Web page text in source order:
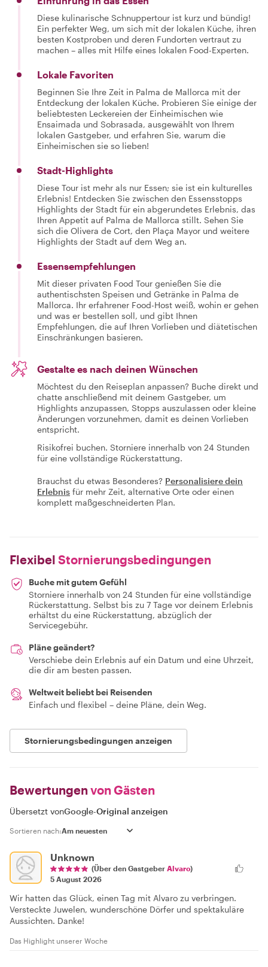
Diese kulinarische Schnuppertour ist kurz und bündig!
Ein perfekter Weg, um sich mit der lokalen Küche, ihren
besten Kostproben und deren Fundorten vertraut zu
machen – alles mit Hilfe eines lokalen Food-Experten.
Lokale Favoriten
Beginnen Sie Ihre Zeit in Palma de Mallorca mit der
Entdeckung der lokalen Küche. Probieren Sie einige der
beliebtesten Leckereien der Einheimischen wie
Ensaimada und Sobrasada, ausgewählt von Ihrem
lokalen Gastgeber, und erfahren Sie, warum die
Einheimischen sie so lieben!
Stadt-Highlights
Diese Tour ist mehr als nur Essen; sie ist ein kulturelles
Erlebnis! Entdecken Sie zwischen den Essensstopps
Highlights der Stadt für ein abgerundetes Erlebnis, das
Ihren Appetit auf Palma de Mallorca stillt. Sehen Sie
sich die Olivera de Cort, den Plaça Mayor und weitere
Highlights der Stadt auf dem Weg an.
Essensempfehlungen
Mit dieser privaten Food Tour genießen Sie die
authentischsten Speisen und Getränke in Palma de
Mallorca. Ihr erfahrener Food-Host weiß, wohin er gehen
und was er bestellen soll, und gibt Ihnen
Empfehlungen, die auf Ihren Vorlieben und diätetischen
Einschränkungen basieren.
Gestalte es nach deinen Wünschen
Möchtest du den Reiseplan anpassen? Buche direkt und
chatte anschließend mit deinem Gastgeber, um
Highlights anzupassen, Stopps auszulassen oder kleine
Änderungen vorzunehmen, damit es deinen Vorlieben
entspricht.
Risikofrei buchen. Storniere innerhalb von 24 Stunden
für eine vollständige Rückerstattung.
Brauchst du etwas Besonderes? Personalisiere dein
Erlebnis für mehr Zeit, alternative Orte oder einen
komplett maßgeschneiderten Plan.
Flexibel Stornierungsbedingungen
Buche mit gutem Gefühl
Storniere innerhalb von 24 Stunden für eine vollständige
Rückerstattung. Selbst bis zu 7 Tage vor deinem Erlebnis
erhältst du eine Rückerstattung, abzüglich der
Servicegebühr.
Pläne geändert?
Verschiebe dein Erlebnis auf ein Datum und eine Uhrzeit,
die dir am besten passen.
Weltweit beliebt bei Reisenden
Einfach und flexibel – deine Pläne, dein Weg.
Stornierungsbedingungen anzeigen
Bewertungen von Gästen
Übersetzt vonGoogle-Original anzeigen
Sortieren nach:
Unknown
(Über den Gastgeber Alvaro)
5 August 2026
Wir hatten das Glück, einen Tag mit Alvaro zu verbringen.
Versteckte Juwelen, wunderschöne Dörfer und spektakuläre
Aussichten. Danke!
Das Highlight unserer Woche